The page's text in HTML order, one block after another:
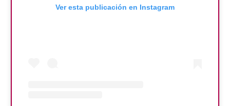
Ver esta publicación en Instagram